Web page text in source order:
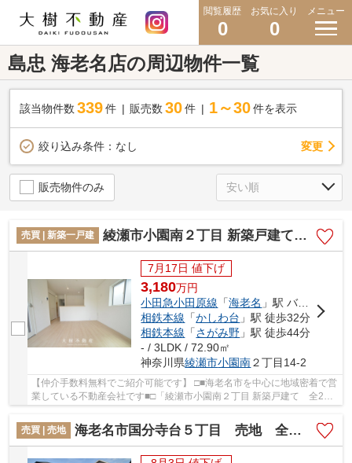
閲覧履歴
0
お気に入り
0
メニュー
島忠 海老名店の周辺物件一覧
該当物件数 339件 販売数 30 件 1～30 件を表示
絞り込み条件： なし 変更
販売物件のみ
売買 | 新築一戸建 綾瀬市小園南２丁目 新築戸建て 全2棟【仲介手数料無料】
7月17日 値下げ
3,180万円
小田急小田原線 「海老名 」駅 バス22分 「小園団地」 停歩2分
相鉄本線 「かしわ台 」駅 徒歩32分
相鉄本線 「さがみ野 」駅 徒歩44分
- / 3LDK / 72.90㎡
神奈川県綾瀬市小園南２丁目14-2
【仲介手数料無料でご紹介可能です】 □■海老名市を中心に地域密着で営
業している不動産会社です■□「綾瀬市小園南２丁目 新築戸建て 全2棟
売買 | 売地
海老名市国分寺台５丁目 売地 全１区画【仲介手数料無料】